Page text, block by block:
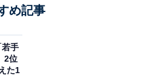
め記事
若手
2位
た1